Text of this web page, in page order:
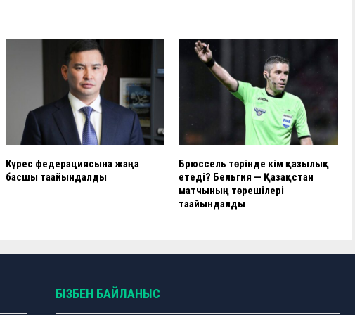
ть
Күрес федерациясына жаңа
басшы тағайындалды
Брюссель төрінде кім қазылық
етеді? Бельгия — Қазақстан
матчының төрешілері
тағайындалды
БІЗБЕН БАЙЛАНЫС